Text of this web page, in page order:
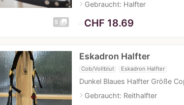
5 photo_library
navigate_nextGebraucht: Halfter
≈CHF 18.69
Eskadron Halfter
Cob/Vollblut Eskadron Halfter
Dunkel Blaues Halfter Größe
navigate_nextGebraucht: Reithalfter